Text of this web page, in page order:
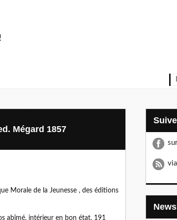
Mégard 1857
Morale de la Jeunesse , des éditions
abîmé, intérieur en bon état. 191